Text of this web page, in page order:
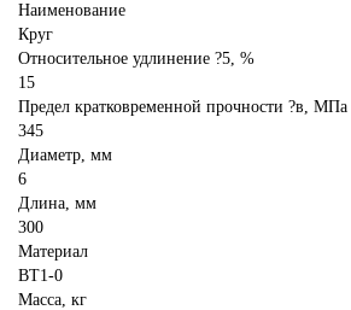
Наименование
Круг
Относительное удлинение ?5, %
15
Предел кратковременной прочности ?в, МПа
345
Диаметр, мм
6
Длина, мм
300
Материал
ВТ1-0
Масса, кг